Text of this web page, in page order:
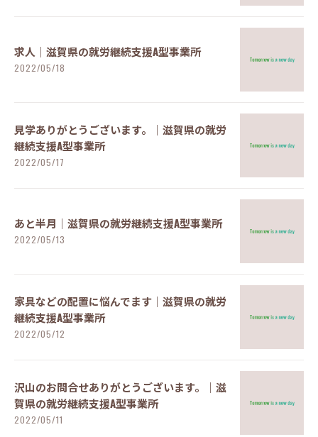
求人｜滋賀県の就労継続支援A型事業所
2022/05/18
見学ありがとうございます。｜滋賀県の就労
継続支援A型事業所
2022/05/17
あと半月｜滋賀県の就労継続支援A型事業所
2022/05/13
家具などの配置に悩んでます｜滋賀県の就労
継続支援A型事業所
2022/05/12
沢山のお問合せありがとうございます。｜滋
賀県の就労継続支援A型事業所
2022/05/11